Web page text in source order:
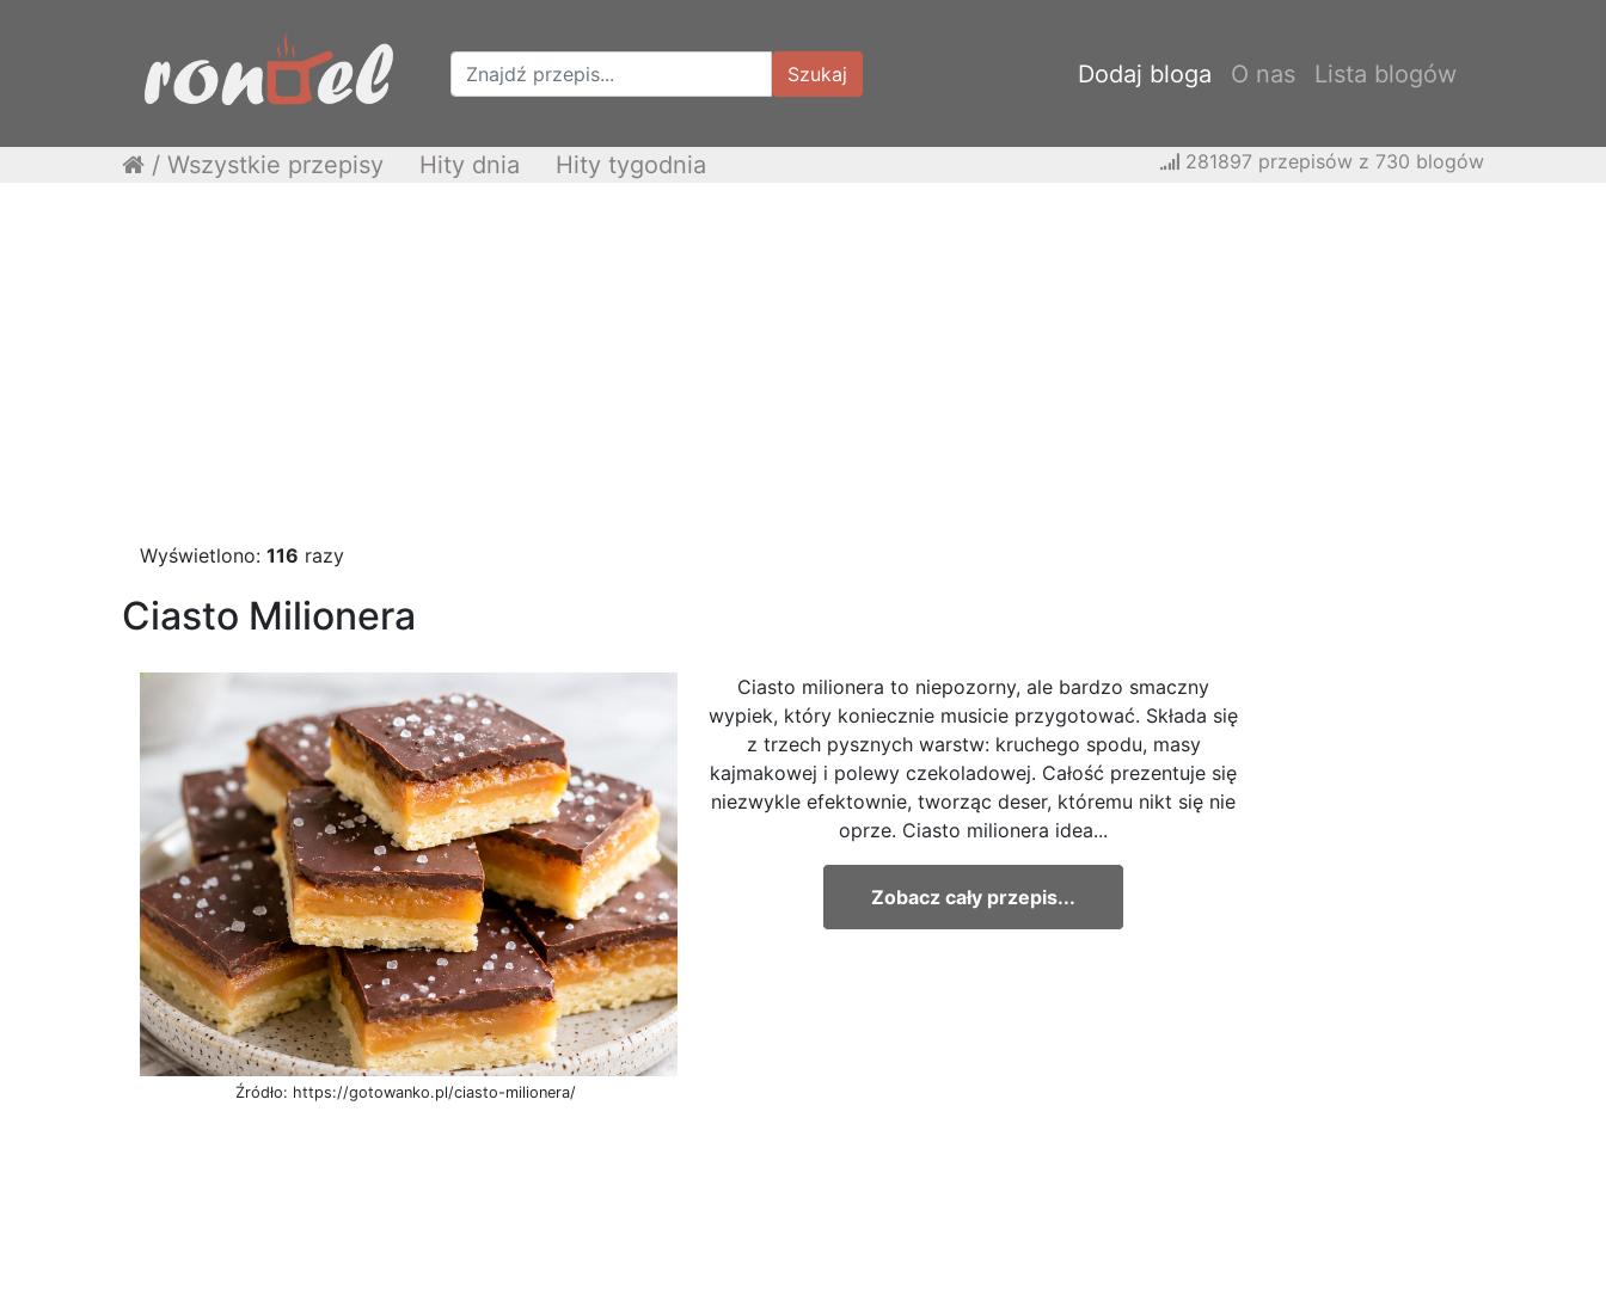
Szukaj Dodaj bloga O nas Lista blogów
/ Wszystkie przepisy Hity dnia Hity tygodnia 281897 przepisów z 730 blogów
Wyświetlono: 116 razy
Ciasto Milionera
Źródło: https://gotowanko.pl/ciasto-milionera/
Ciasto milionera to niepozorny, ale bardzo smaczny
wypiek, który koniecznie musicie przygotować. Składa się
z trzech pysznych warstw: kruchego spodu, masy
kajmakowej i polewy czekoladowej. Całość prezentuje się
niezwykle efektownie, tworząc deser, któremu nikt się nie
oprze. Ciasto milionera idea...
Zobacz cały przepis...